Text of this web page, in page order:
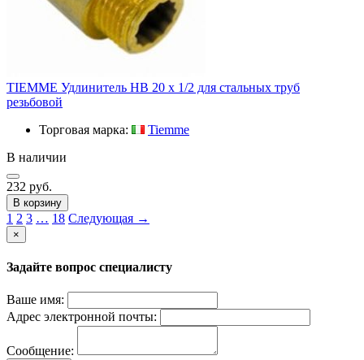
TIEMME Удлинитель HВ 20 x 1/2 для стальных труб
резьбовой
Торговая марка:
Tiemme
В наличии
232 руб.
В корзину
1 2 3 … 18 Следующая →
×
Задайте вопрос специалисту
Ваше имя:
Адрес электронной почты:
Сообщение: